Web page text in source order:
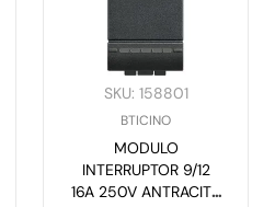
SKU: 158801
BTICINO
MODULO
INTERRUPTOR 9/12
16A 250V ANTRACITA